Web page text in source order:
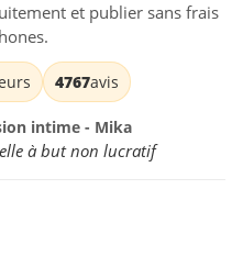
et publier sans frais
4767avis
intime - Mika
à but non lucratif